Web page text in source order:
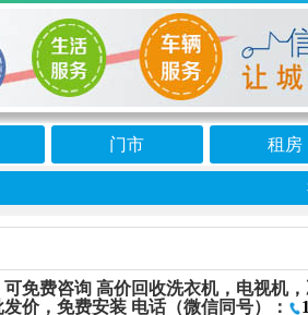
门市 租房
免费咨询 高价回收洗衣机，电视机
价，免费安装 电话（微信同号）：